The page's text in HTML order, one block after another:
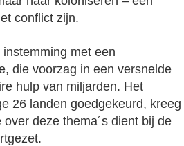
conflict zijn.
met een
die voorzag in een versnelde
hulp van miljarden. Het
26 landen goedgekeurd, kreeg
deze thema´s dient bij de